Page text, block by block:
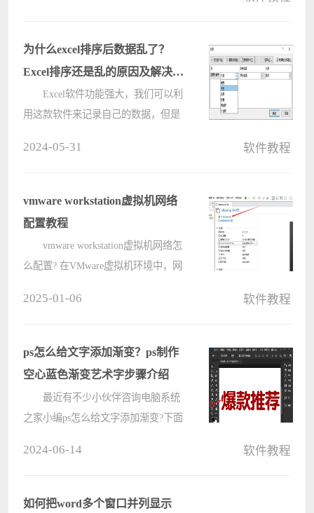
元格中并求和，这样能够节省时间，
为什么excel排序后数据乱了？
Excel排序还是乱的原因及解决方
法介绍
Excel软件功能强大，我们可以利
用这款软件来记录自己的数据，但是
是乱的原因及解决方法介绍吧。
????
2024-05-31 软件教程
vmware workstation虚拟机网络
配置教程
vmware workstation虚拟机网络怎
么配置? 在VMware虚拟机环境中，网
样在网络中进行通信。那在安装完
vm????
2025-01-06 软件教程
ps怎么给文字添加渐变？ps制作
空心蓝色渐变艺术字步骤介绍
最近有不少小伙伴咨询电脑系统
之家小编ps怎么给文字添加渐变?下面
1.打开界面后，点击文字工
2024-06-14 软件教程
如何把word多个窗口并列显示